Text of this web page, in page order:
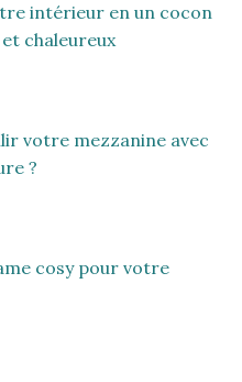
intérieur en un cocon
chaleureux
votre mezzanine avec
?
cosy pour votre